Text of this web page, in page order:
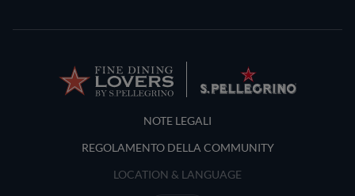
Terms and Conditions
NOTE LEGALI
REGOLAMENTO DELLA COMMUNITY
LOCATION & LANGUAGE